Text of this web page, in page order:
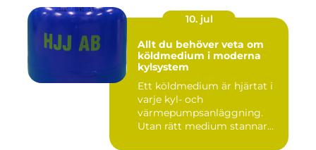
10. jul
Allt du behöver veta om
köldmedium i moderna
kylsystem
Ett köldmedium är hjärtat i
varje kyl- och
värmepumpsanläggning.
Utan rätt medium stannar